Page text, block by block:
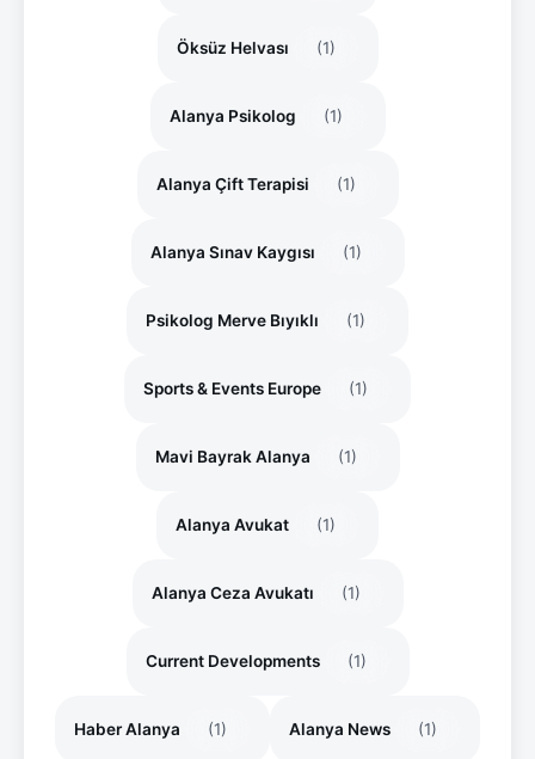
Öksüz Helvası (1)
Alanya Psikolog (1)
Alanya Çift Terapisi (1)
Alanya Sınav Kaygısı (1)
Psikolog Merve Bıyıklı (1)
Sports & Events Europe (1)
Mavi Bayrak Alanya (1)
Alanya Avukat (1)
Alanya Ceza Avukatı (1)
Current Developments (1)
Haber Alanya (1) Alanya News (1)